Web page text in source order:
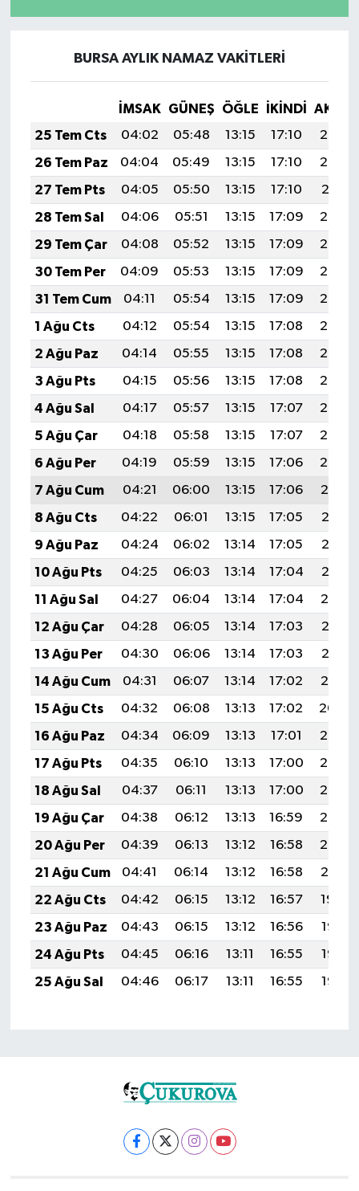
BURSA AYLIK NAMAZ VAKITLERI
İMSAK GÜNEŞ ÖĞLE İKINDI
25 Tem Cts
04:02 05:48 13:15 17:10
20:33
26 Tem Paz
04:04 05:49 13:15 17:10
20:32
27 Tem Pts
04:05 05:50 13:15 17:10
20:31
28 Tem Sal
04:06 05:51 13:15 17:09
20:30
29 Tem Çar
04:08 05:52 13:15 17:09
20:29
30 Tem Per
04:09 05:53 13:15 17:09
20:28
31 Tem Cum
04:11 05:54 13:15 17:09
20:27
1 Ağu Cts
04:12 05:54 13:15 17:08
20:26
2 Ağu Paz
04:14 05:55 13:15 17:08
20:25
3 Ağu Pts
04:15 05:56 13:15 17:08
20:24
4 Ağu Sal
04:17 05:57 13:15 17:07
20:23
5 Ağu Çar
04:18 05:58 13:15 17:07
20:22
6 Ağu Per
04:19 05:59 13:15 17:06
20:20
7 Ağu Cum
04:21 06:00 13:15 17:06
20:19
8 Ağu Cts
04:22 06:01 13:15 17:05
20:18
9 Ağu Paz
04:24 06:02 13:14 17:05
20:17
10 Ağu Pts
04:25 06:03 13:14 17:04
20:16
11 Ağu Sal
04:27 06:04 13:14 17:04
20:14
12 Ağu Çar
04:28 06:05 13:14 17:03
20:13
13 Ağu Per
04:30 06:06 13:14 17:03
20:12
14 Ağu Cum
04:31 06:07 13:14 17:02
20:10
15 Ağu Cts
04:32 06:08 13:13 17:02
20:09
16 Ağu Paz
04:34 06:09 13:13 17:01
20:08
17 Ağu Pts
04:35 06:10 13:13 17:00
20:06
18 Ağu Sal
04:37 06:11 13:13 17:00
20:05
19 Ağu Çar
04:38 06:12 13:13 16:59
20:03
20 Ağu Per
04:39 06:13 13:12 16:58
20:02
21 Ağu Cum
04:41 06:14 13:12 16:58
20:01
22 Ağu Cts
04:42 06:15 13:12 16:57
19:59
23 Ağu Paz
04:43 06:15 13:12 16:56
19:58
24 Ağu Pts
04:45 06:16 13:11 16:55
19:56
25 Ağu Sal
04:46 06:17 13:11 16:55 19:55